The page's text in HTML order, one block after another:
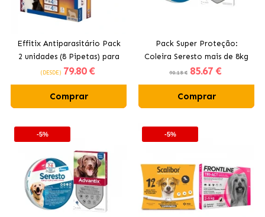
Effitix Antiparasitário Pack
2 unidades (8 Pipetas) para
Cães Gigantes (40-60kg).
(DESDE) 79.80 €
Comprar
Pack Super Proteção:
Coleira Seresto mais de 8kg
+ Advantix 4 Pipetas 10-25kg
90.18 € 85.67 €
Comprar
-5% -5%